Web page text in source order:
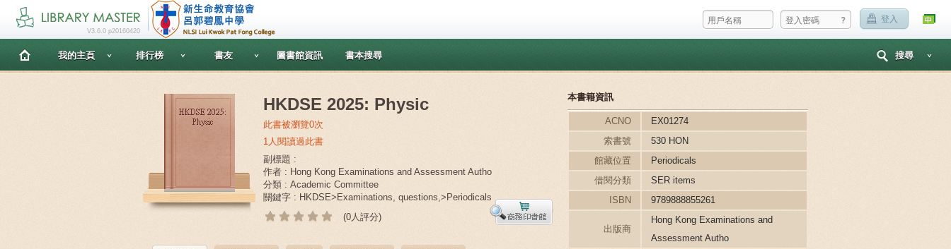
? 登入
V3.6.0 p20160420
我的主頁 排行榜 書友 圖書館資訊 書本搜尋 搜尋
HKDSE 2025: Physic
此書被瀏覽0次
1人閱讀過此書
副標題 :
作者 : Hong Kong Examinations and Assessment Autho
分類 : Academic Committee
關鍵字 : HKDSE>Examinations, questions,>Periodicals
(0人評分)
本書籍資訊
ACNO
EX01274
索書號
530 HON
館藏位置
Periodicals
借閱分類
SER items
ISBN
9789888855261
出版商
Hong Kong Examinations and
Assessment Autho